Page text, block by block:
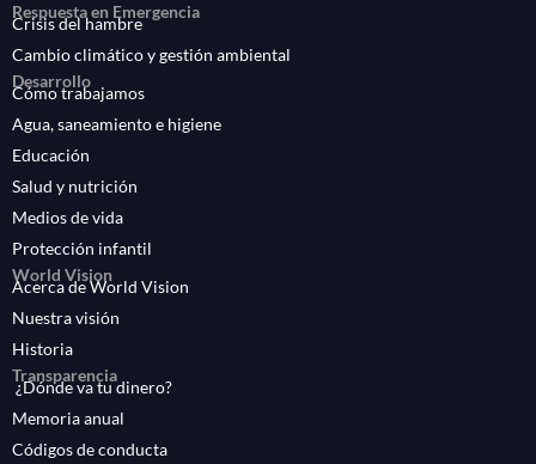
Respuesta en Emergencia
Crisis del hambre
Cambio climático y gestión ambiental
Desarrollo
Cómo trabajamos
Agua, saneamiento e higiene
Educación
Salud y nutrición
Medios de vida
Protección infantil
World Vision
Acerca de World Vision
Nuestra visión
Historia
Transparencia
¿Dónde va tu dinero?
Memoria anual
Códigos de conducta